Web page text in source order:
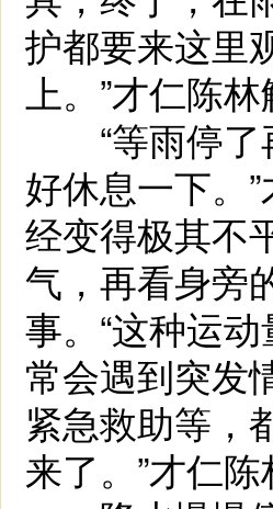
护都要来这里
上。”才仁陈林
“等雨停了
好休息一下。
经变得极其不
气，再看身旁
事。“这种运
常会遇到突发
紧急救助等，
来了。”才仁